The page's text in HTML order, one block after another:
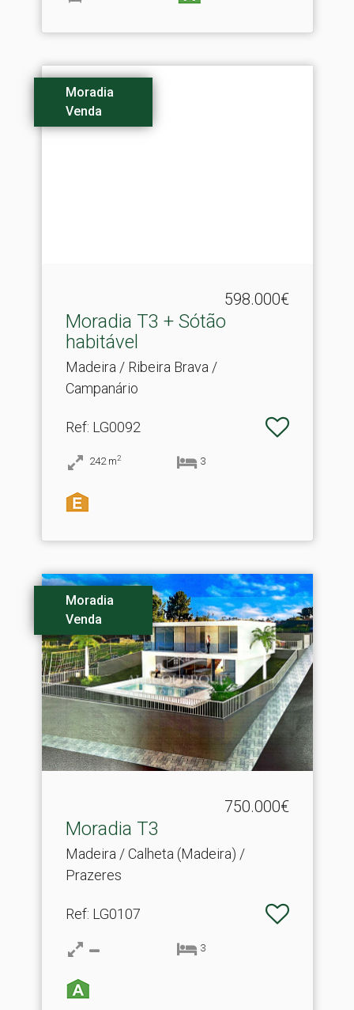
Moradia
Venda
598.000€
Moradia T3 + Sótão
habitável
Madeira / Ribeira Brava /
Campanário
Ref: LG0092
242 m2 3
Moradia
Venda
750.000€
Moradia T3
Madeira / Calheta (Madeira) /
Prazeres
Ref: LG0107
3